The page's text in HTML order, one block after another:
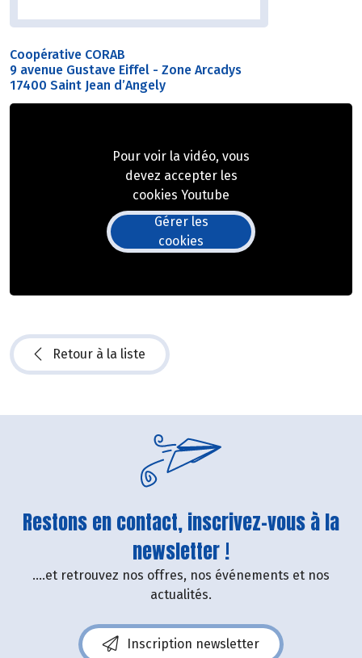
Coopérative CORAB
9 avenue Gustave Eiffel - Zone Arcadys
17400 Saint Jean d’Angely
Pour voir la vidéo, vous
devez accepter les
cookies Youtube
Gérer les
cookies
Retour à la liste
Restons en contact, inscrivez-vous à la
newsletter !
....et retrouvez nos offres, nos événements et nos
actualités.
Inscription newsletter